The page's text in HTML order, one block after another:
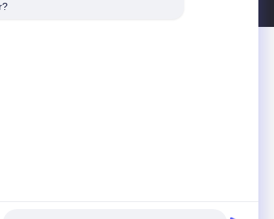
Machinery Co., Ltd.. All Rights Reserved.